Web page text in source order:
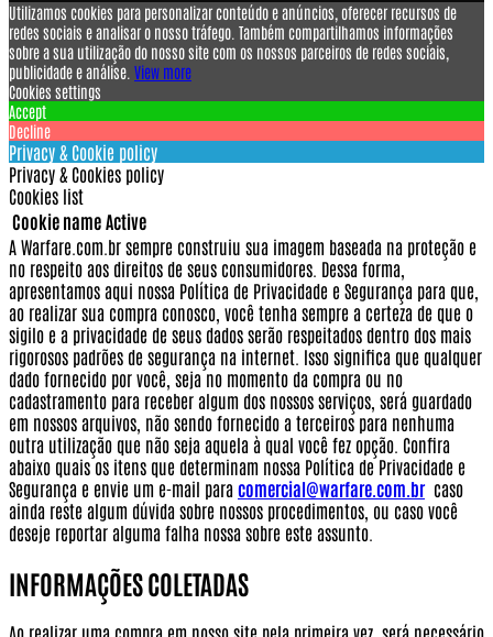
Utilizamos cookies para personalizar conteúdo e anúncios, oferecer recursos de
redes sociais e analisar o nosso tráfego. Também compartilhamos informações
sobre a sua utilização do nosso site com os nossos parceiros de redes sociais,
publicidade e análise. View more
Cookies settings
Accept
Decline
Privacy & Cookie policy
Privacy & Cookies policy
Cookies list
Cookie name Active
A Warfare.com.br sempre construiu sua imagem baseada na proteção e
no respeito aos direitos de seus consumidores. Dessa forma,
apresentamos aqui nossa Política de Privacidade e Segurança para que,
ao realizar sua compra conosco, você tenha sempre a certeza de que o
sigilo e a privacidade de seus dados serão respeitados dentro dos mais
rigorosos padrões de segurança na internet. Isso significa que qualquer
dado fornecido por você, seja no momento da compra ou no
cadastramento para receber algum dos nossos serviços, será guardado
em nossos arquivos, não sendo fornecido a terceiros para nenhuma
outra utilização que não seja aquela à qual você fez opção. Confira
abaixo quais os itens que determinam nossa Política de Privacidade e
Segurança e envie um e-mail para comercial@warfare.com.brcaso
ainda reste algum dúvida sobre nossos procedimentos, ou caso você
deseje reportar alguma falha nossa sobre este assunto.
INFORMAÇÕES COLETADAS
Ao realizar uma compra em nosso site pela primeira vez, será necessário